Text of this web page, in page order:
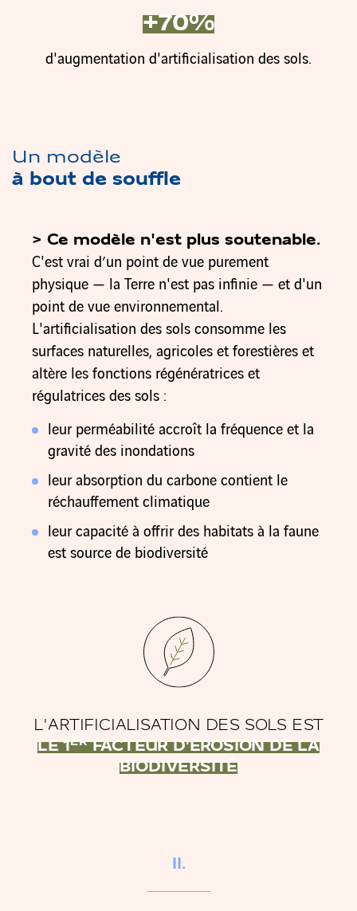
+70%
d'augmentation d'artificialisation des sols.
Un modèle
à bout de souffle
> Ce modèle n'est plus soutenable.
C'est vrai d’un point de vue purement
physique — la Terre n'est pas infinie — et d'un
point de vue environnemental.
L'artificialisation des sols consomme les
surfaces naturelles, agricoles et forestières et
altère les fonctions régénératrices et
régulatrices des sols :
leur perméabilité accroît la fréquence et la
gravité des inondations
leur absorption du carbone contient le
réchauffement climatique
leur capacité à offrir des habitats à la faune
est source de biodiversité
L'ARTIFICIALISATION DES SOLS EST
LE 1ERFACTEUR D’ÉROSION DE LA
BIODIVERSITÉ
II.